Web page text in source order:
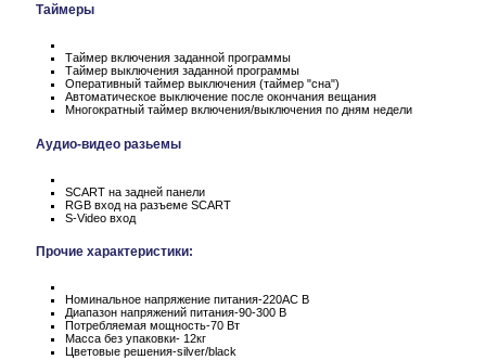
Таймеры
Таймер включения заданной программы
Таймер выключения заданной программы
Оперативный таймер выключения (таймер "сна")
Автоматическое выключение после окончания вещания
Многократный таймер включения/выключения по дням недели
Аудио-видео разьемы
SCART на задней панели
RGB вход на разъеме SCART
S-Video вход
Прочие характеристики:
Номинальное напряжение питания-220АС В
Диапазон напряжений питания-90-300 В
Потребляемая мощность-70 Вт
Масса без упаковки- 12кг
Цветовые решения-silver/black